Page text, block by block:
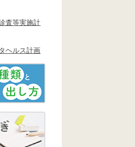
査等実施計
ヘルス計画